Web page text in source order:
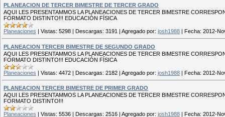
PLANEACION DE TERCER BIMESTRE DE TERCER GRADO
AQUI LES PRESENTAMMOS LA PLANEACIONES DE TERCER BIMESTRE
FORMATO DISTINTO!!! EDUCACIÓN FÍSICA
Planeaciones | Vistas: 5298 | Descargas: 3191 | Agregado por: josh1988 | Fecha: 2012-
PLANEACION TERCER BIMESTRE DE SEGUNDO GRADO
AQUI LES PRESENTAMMOS LA PLANEACIONES DE TERCER BIMESTRE
FORMATO DISTINTO!!! EDUCACIÓN FÍSICA
Planeaciones | Vistas: 4472 | Descargas: 2182 | Agregado por: josh1988 | Fecha: 2012-
PLANEACION TERCER BIMESTRE DE PRIMER GRADO
AQUI LES PRESENTAMMOS LA PLANEACIONES DE TERCER BIMESTRE
FORMATO DISTINTO!!!
Planeaciones Vistas: 5536 Descargas: 2516 Agregado por: josh1988 Fecha: 2012-